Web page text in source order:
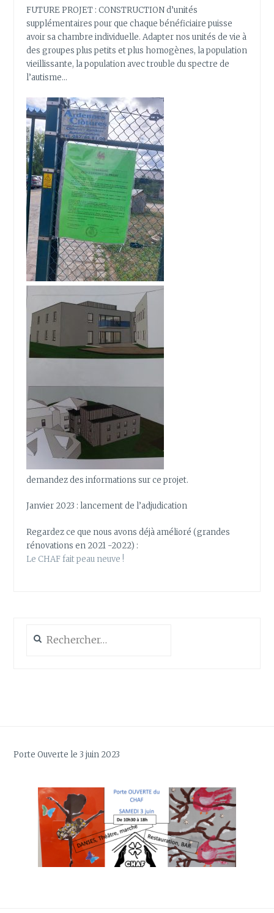
FUTURE PROJET : CONSTRUCTION d’unités
supplémentaires pour que chaque bénéficiaire puisse
avoir sa chambre individuelle. Adapter nos unités de vie à
des groupes plus petits et plus homogènes, la population
vieillissante, la population avec trouble du spectre de
l’autisme…
demandez des informations sur ce projet.
Janvier 2023 : lancement de l’adjudication
Regardez ce que nous avons déjà amélioré (grandes
rénovations en 2021 -2022) :
Le CHAF fait peau neuve !
Porte Ouverte le 3 juin 2023